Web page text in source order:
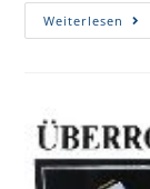
Weiterlesen